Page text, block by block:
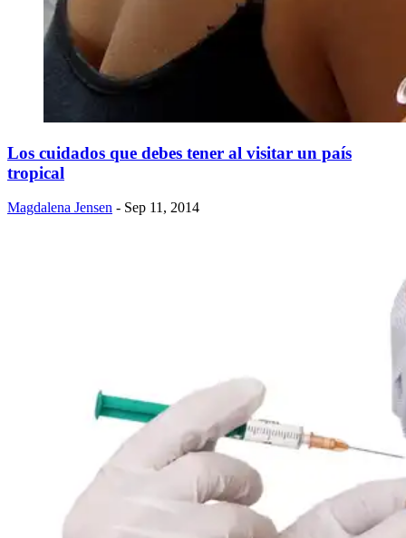
​Los cuidados que debes tener al visitar un país
tropical
Magdalena Jensen - Sep 11, 2014